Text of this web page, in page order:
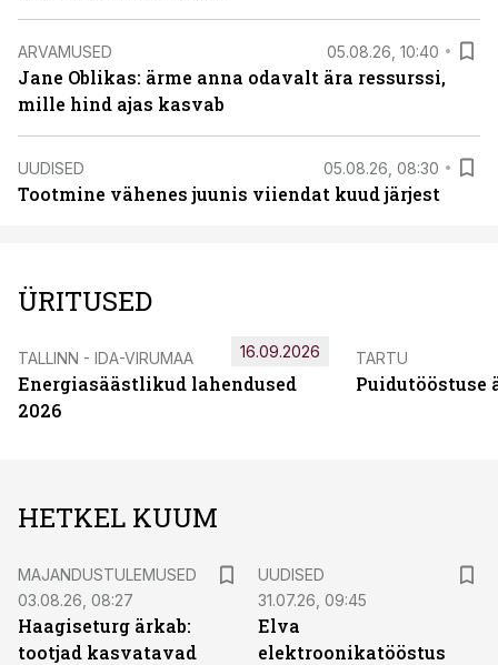
ARVAMUSED 05.08.26, 10:40
Jane Oblikas: ärme anna odavalt ära ressurssi,
mille hind ajas kasvab
UUDISED 05.08.26, 08:30
Tootmine vähenes juunis viiendat kuud järjest
ÜRITUSED
TALLINN - IDA-VIRUMAA
Energiasäästlikud lahendused
2026
16.09.2026 TARTU
Puidutööstuse
HETKEL KUUM
MAJANDUSTULEMUSED
03.08.26, 08:27
Haagiseturg ärkab:
tootjad kasvatavad
UUDISED
31.07.26, 09:45
Elva
elektroonikatööstus